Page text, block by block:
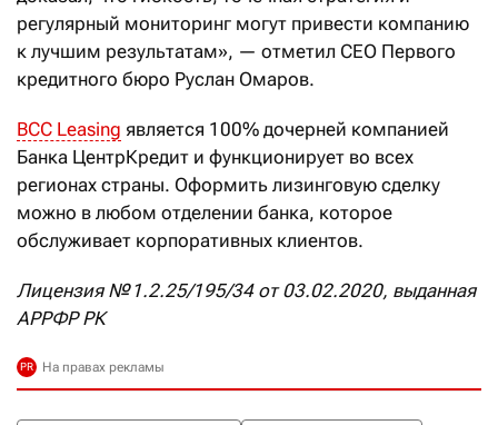
регулярный мониторинг могут привести компанию
к лучшим результатам», — отметил СЕО Первого
кредитного бюро Руслан Омаров.
BCC Leasing является 100% дочерней компанией
Банка ЦентрКредит и функционирует во всех
регионах страны. Оформить лизинговую сделку
можно в любом отделении банка, которое
обслуживает корпоративных клиентов.
Лицензия № 1.2.25/195/34 от 03.02.2020, выданная
АРРФР РК